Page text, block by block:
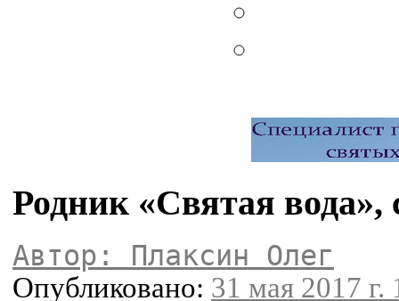
Родник «Святая вода»,
Автор: Плаксин Олег
Опубликовано: 31 мая 2017 г.